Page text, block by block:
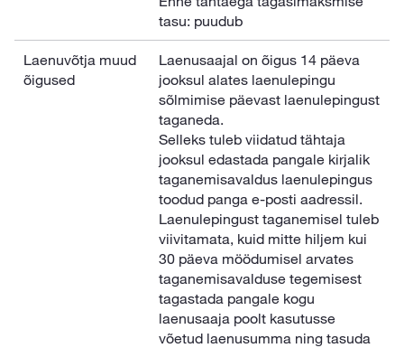
tasu: puudub
Laenuvõtja muud
õigused
Laenusaajal on õigus 14 päeva
jooksul alates laenulepingu
sõlmimise päevast laenulepingust
taganeda.
Selleks tuleb viidatud tähtaja
jooksul edastada pangale kirjalik
taganemisavaldus laenulepingus
toodud panga e-posti aadressil.
Laenulepingust taganemisel tuleb
viivitamata, kuid mitte hiljem kui
30 päeva möödumisel arvates
taganemisavalduse tegemisest
tagastada pangale kogu
laenusaaja poolt kasutusse
võetud laenusumma ning tasuda